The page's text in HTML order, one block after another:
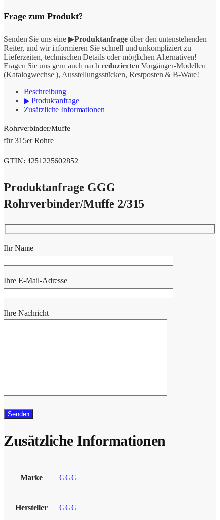
Frage zum Produkt?
Senden Sie uns eine ▶Produktanfrage über den untenstehenden
Reiter, und wir informieren Sie schnell und unkompliziert zu
Lieferzeiten, technischen Details oder möglichen Alternativen!
Fragen Sie uns gern auch nach reduzierten Vorgänger-Modellen
(Katalogwechsel), Ausstellungsstücken, Restposten & B-Ware!
Beschreibung
▶ Produktanfrage
Zusätzliche Informationen
Rohrverbinder/Muffe
für 315er Rohre
GTIN: 4251225602852
Produktanfrage GGG
Rohrverbinder/Muffe 2/315
Ihr Name
Ihre E-Mail-Adresse
Ihre Nachricht
Zusätzliche Informationen
Marke GGG
Hersteller GGG